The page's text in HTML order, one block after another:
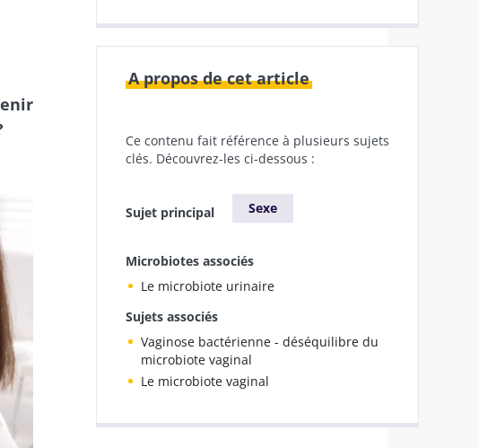
A propos de cet article
Ce contenu fait référence à plusieurs sujets
clés. Découvrez-les ci-dessous :
Sujet principal Sexe
Microbiotes associés
Le microbiote urinaire
Sujets associés
Vaginose bactérienne - déséquilibre du
microbiote vaginal
Le microbiote vaginal